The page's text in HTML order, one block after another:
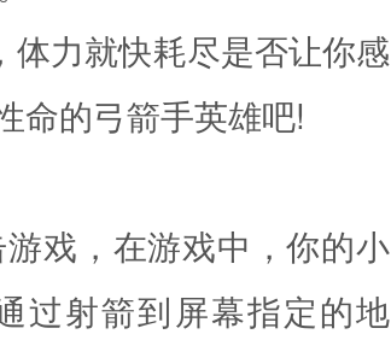
力就快耗尽是否让你感
命的弓箭手英雄吧!
戏，在游戏中，你的小
过射箭到屏幕指定的地